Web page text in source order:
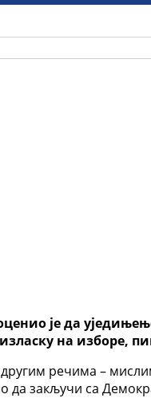
је да
на изборе,
речима –
да закључи са